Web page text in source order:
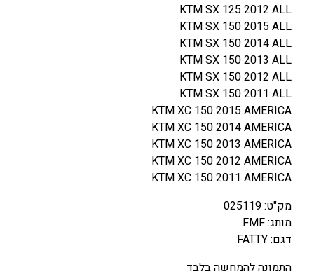
X
/
1
5
0
S
X
/
X
C
1
4
-
1
KTM SX 125 2012 ALL
KTM SX 150 2015 ALL
KTM SX 150 2014 ALL
KTM SX 150 2013 ALL
KTM SX 150 2012 ALL
KTM SX 150 2011 ALL
KTM XC 150 2015 AMERICA
KTM XC 150 2014 AMERICA
KTM XC 150 2013 AMERICA
KTM XC 150 2012 AMERICA
KTM XC 150 2011 AMERICA
מק"ט: 025119
מותג: FMF
דגם: FATTY
התמונה להמחשה בלבד